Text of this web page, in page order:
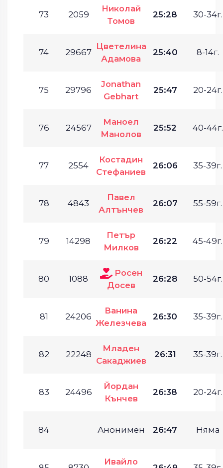
73 2059
Николай
Томов
25:28 30-34г.
74 29667
Цветелина
Адамова
25:40 8-14г.
75 29796
Jonathan
Gebhart
25:47 20-24г.
76 24567
Маноел
Манолов
25:52 40-44г.
77 2554
Костадин
Стефаниев
26:06 35-39г.
78 4843
Павел
Алтънчев
26:07 55-59г.
79 14298
Петър
Милков
26:22 45-49г.
80 1088
Росен
Досев
26:28 50-54г.
81 24206
Ванина
Железчева
26:30 35-39г.
82 22248
Младен
Сакаджиев
26:31 35-39г.
83 24496
Йордан
Кънчев
26:38 20-24г.
84 Анонимен 26:47 Няма
Ивайло